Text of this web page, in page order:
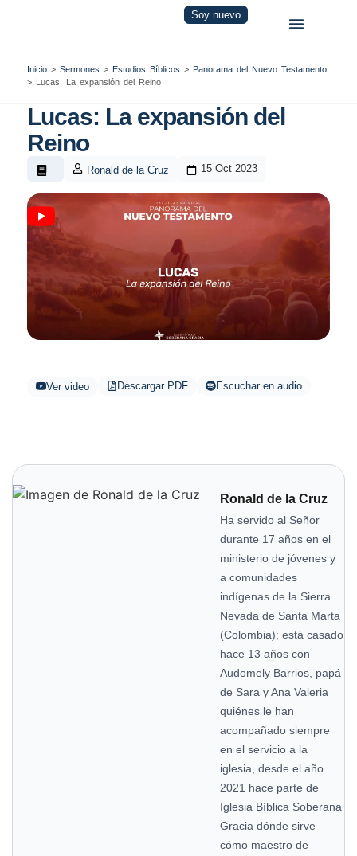
Soy nuevo
Inicio> Sermones > Estudios Bíblicos > Panorama del Nuevo Testamento
> Lucas: La expansión del Reino
Lucas: La expansión del
Reino
Ronald de la Cruz 15 Oct 2023
Ver video Descargar PDF Escuchar en audio
Ronald de la Cruz
Ha servido al Señor
durante 17 años en el
ministerio de jóvenes y
a comunidades
indígenas de la Sierra
Nevada de Santa Marta
(Colombia); está casado
hace 13 años con
Audomely Barrios, papá
de Sara y Ana Valeria
quiénes le han
acompañado siempre
en el servicio a la
iglesia, desde el año
2021 hace parte de
Iglesia Bíblica Soberana
Gracia dónde sirve
cómo maestro de